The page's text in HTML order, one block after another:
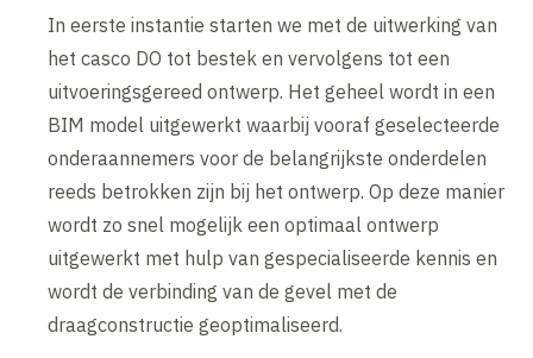
In eerste instantie starten we met de uitwerking van
het casco DO tot bestek en vervolgens tot een
uitvoeringsgereed ontwerp. Het geheel wordt in een
BIM model uitgewerkt waarbij vooraf geselecteerde
onderaannemers voor de belangrijkste onderdelen
reeds betrokken zijn bij het ontwerp. Op deze manier
wordt zo snel mogelijk een optimaal ontwerp
uitgewerkt met hulp van gespecialiseerde kennis en
wordt de verbinding van de gevel met de
draagconstructie geoptimaliseerd.